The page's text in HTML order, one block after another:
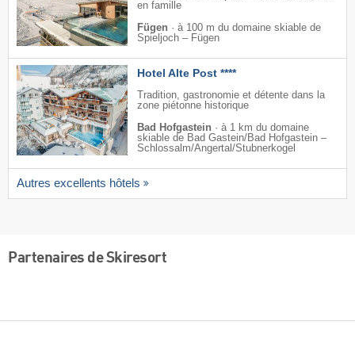
en famille
Fügen · à 100 m du domaine skiable de
Spieljoch – Fügen
Hotel Alte Post ****
Tradition, gastronomie et détente dans la
zone piétonne historique
Bad Hofgastein · à 1 km du domaine
skiable de Bad Gastein/​Bad Hofgastein –
Schlossalm/​Angertal/​Stubnerkogel
Autres excellents hôtels
Partenaires de Skiresort